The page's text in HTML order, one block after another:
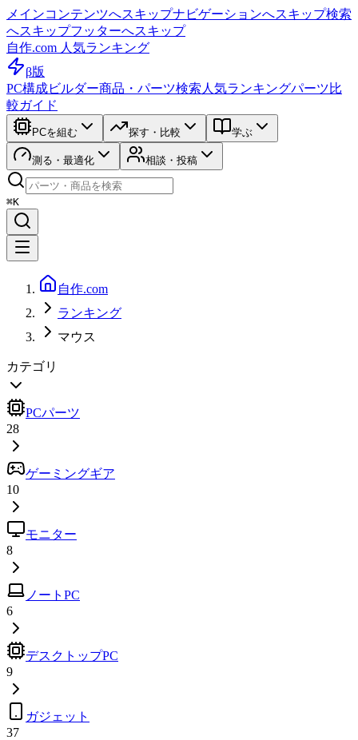
メインコンテンツへスキップナビゲーションへスキップ検索
へスキップフッターへスキップ
自作.com 人気ランキング
β版
PC構成ビルダー商品・パーツ検索 人気ランキングパーツ比
較ガイド
PCを組む 探す・比較 学ぶ
測る・最適化 相談・投稿
⌘K
自作.com
ランキング
マウス
カテゴリ
PCパーツ
28
ゲーミングギア
10
モニター
8
ノートPC
6
デスクトップPC
9
ガジェット
37